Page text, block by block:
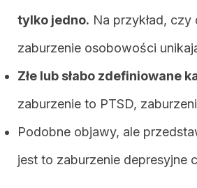
tylko jedno. Na przykład,
zaburzenie osobowości
Złe lub słabo zdefiniowane
zaburzenie to PTSD,
Podobne objawy, ale
jest to zaburzenie depresyjne